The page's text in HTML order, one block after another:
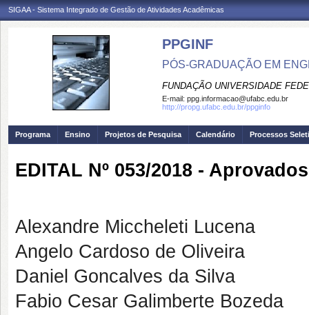
SIGAA - Sistema Integrado de Gestão de Atividades Acadêmicas
PPGINF
PÓS-GRADUAÇÃO EM
FUNDAÇÃO UNIVERSIDADE
E-mail: ppg.informacao@ufabc.edu.br
http://propg.ufabc.edu.br/ppginfo
Programa Ensino Projetos de Pesquisa Calendário Processos
EDITAL Nº 053/2018 -
Alexandre Miccheleti Lucena
Angelo Cardoso de Oliveira
Daniel Goncalves da Silva
Fabio Cesar Galimberte Bozeda